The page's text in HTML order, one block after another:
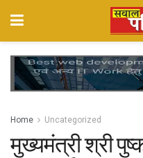
Home Uncategorized
मुख्यमंत्री श्री